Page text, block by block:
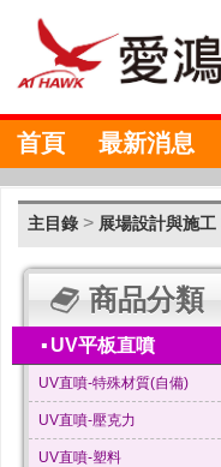
首頁 最新消息
主目錄 > 展場設計與施工
商品分類
▪ UV平板直噴
UV直噴-特殊材質(自備)
UV直噴-壓克力
UV直噴-塑料